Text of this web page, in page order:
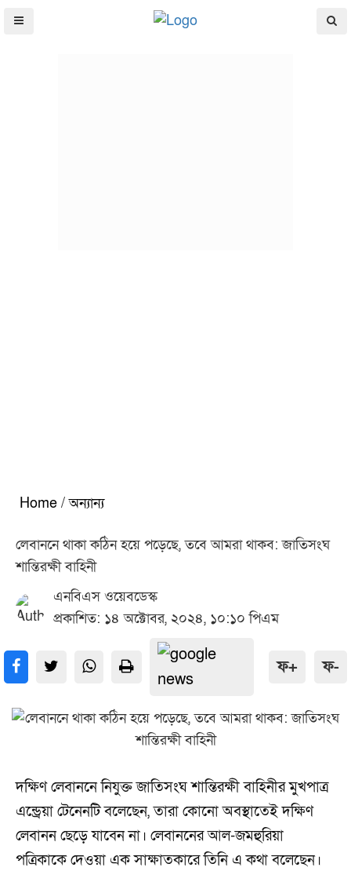
Home / অন্যান্য
লেবাননে থাকা কঠিন হয়ে পড়েছে, তবে আমরা থাকব: জাতিসংঘ
শান্তিরক্ষী বাহিনী
এনবিএস ওয়েবডেস্ক
প্রকাশিত: ১৪ অক্টোবর, ২০২৪, ১০:১০ পিএম
ফ+ ফ-
দক্ষিণ লেবাননে নিযুক্ত জাতিসংঘ শান্তিরক্ষী বাহিনীর মুখপাত্র
এন্ড্রেয়া টেনেনটি বলেছেন, তারা কোনো অবস্থাতেই দক্ষিণ
লেবানন ছেড়ে যাবেন না। লেবাননের আল-জমহুরিয়া
পত্রিকাকে দেওয়া এক সাক্ষাতকারে তিনি এ কথা বলেছেন।